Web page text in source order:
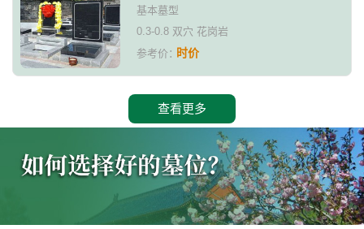
基本墓型
0.3-0.8 双穴 花岗岩
参考价：时价
查看更多